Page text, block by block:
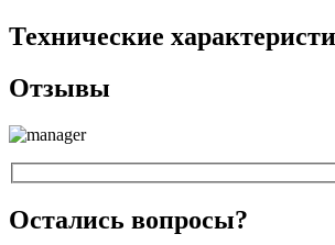
Технические
Отзывы
Остались вопросы?